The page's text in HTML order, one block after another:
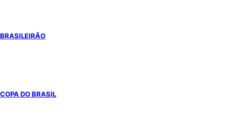
BRASILEIRÃO
COPA DO BRASIL